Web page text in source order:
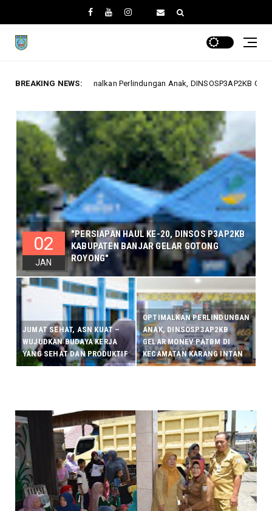
BREAKING NEWS:
Anak, DINSOSP3AP2KB Gelar Monev PATBM di Kecamatan Karang
"PERSIAPAN HAUL KE-20, DINSOS P3AP2KB
KABUPATEN BANJAR GELAR GOTONG
ROYONG"
02
JAN
JUMAT SEHAT, ASN KUAT –
WUJUDKAN BUDAYA KERJA
YANG SEHAT DAN PRODUKTIF
OPTIMALKAN PERLINDUNGAN
ANAK, DINSOSP3AP2KB
GELAR MONEV PATBM DI
KECAMATAN KARANG INTAN